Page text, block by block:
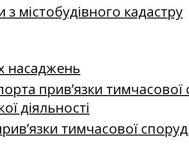
містобудівного кадастру
насаджень
прив’язки
діяльності
тимчасової